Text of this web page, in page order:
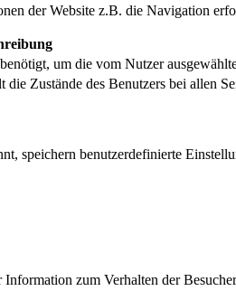
der Website z.B. die Navigation
um die vom Nutzer
die Zustände des Benutzers bei allen
speichern benutzerdefinierte
zum Verhalten der